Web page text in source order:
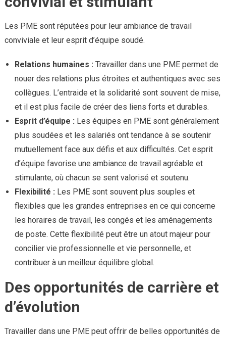
Les PME sont réputées pour leur ambiance de travail
conviviale et leur esprit d’équipe soudé.
Relations humaines : Travailler dans une PME permet de
nouer des relations plus étroites et authentiques avec ses
collègues. L’entraide et la solidarité sont souvent de mise,
et il est plus facile de créer des liens forts et durables.
Esprit d’équipe : Les équipes en PME sont généralement
plus soudées et les salariés ont tendance à se soutenir
mutuellement face aux défis et aux difficultés. Cet esprit
d’équipe favorise une ambiance de travail agréable et
stimulante, où chacun se sent valorisé et soutenu.
Flexibilité : Les PME sont souvent plus souples et
flexibles que les grandes entreprises en ce qui concerne
les horaires de travail, les congés et les aménagements
de poste. Cette flexibilité peut être un atout majeur pour
concilier vie professionnelle et vie personnelle, et
contribuer à un meilleur équilibre global.
Des opportunités de carrière et
d’évolution
Travailler dans une PME peut offrir de belles opportunités de